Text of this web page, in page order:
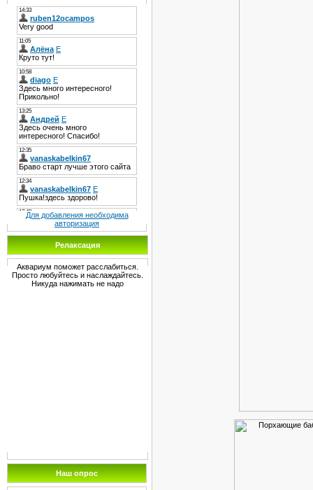
Для добавления необходима
авторизация
Релаксация
Аквариум поможет расслабиться.
Просто любуйтесь и наслаждайтесь.
Никуда нажимать не надо
Наш опрос